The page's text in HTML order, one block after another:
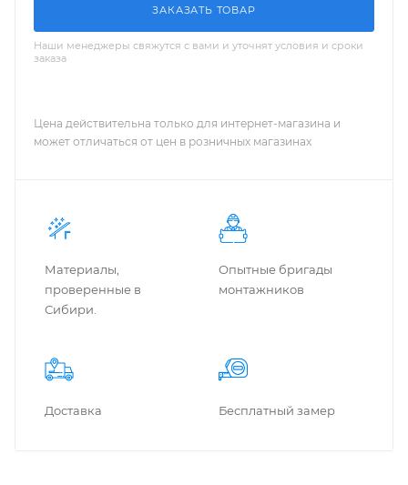
ЗАКАЗАТЬ ТОВАР
Наши менеджеры свяжутся с вами и уточнят условия и сроки
заказа
Цена действительна только для интернет-магазина и
может отличаться от цен в розничных магазинах
Материалы,
проверенные в
Сибири.
Опытные бригады
монтажников
Доставка Бес­плат­ный замер